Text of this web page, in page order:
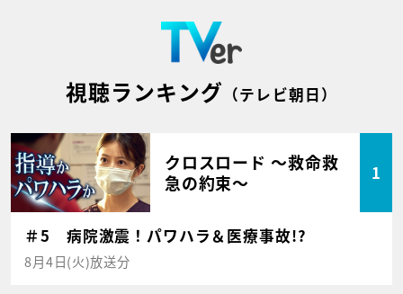
視聴ランキング （テレビ朝日）
クロスロード ～救命救
急の約束～
1
＃5 病院激震！パワハラ＆医療事故!?
8月4日(火)放送分